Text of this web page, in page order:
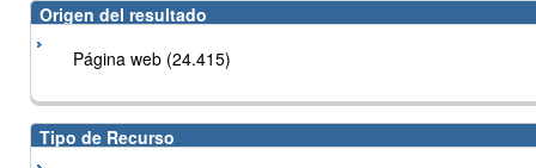
Origen del resultado
Página web (24.415)
Tipo de Recurso